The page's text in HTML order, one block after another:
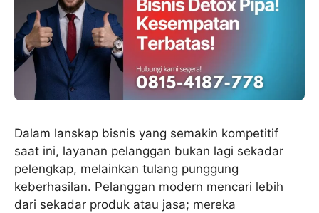
Dalam lanskap bisnis yang semakin kompetitif
saat ini, layanan pelanggan bukan lagi sekadar
pelengkap, melainkan tulang punggung
keberhasilan. Pelanggan modern mencari lebih
dari sekadar produk atau jasa; mereka